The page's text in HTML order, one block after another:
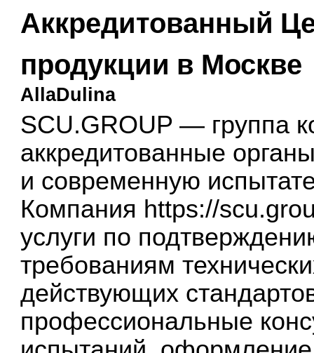
Аккредитованный
продукции в Москве
AllaDulina
SCU.GROUP — группа
аккредитованные
и современную
Компания https://
услуги по
требованиям
действующих
профессиональные